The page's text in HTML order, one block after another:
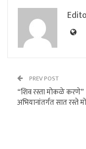
PREV POST
“शिव रस्ता मोकळे करणे”
अभियानांतर्गत सात रस्ते